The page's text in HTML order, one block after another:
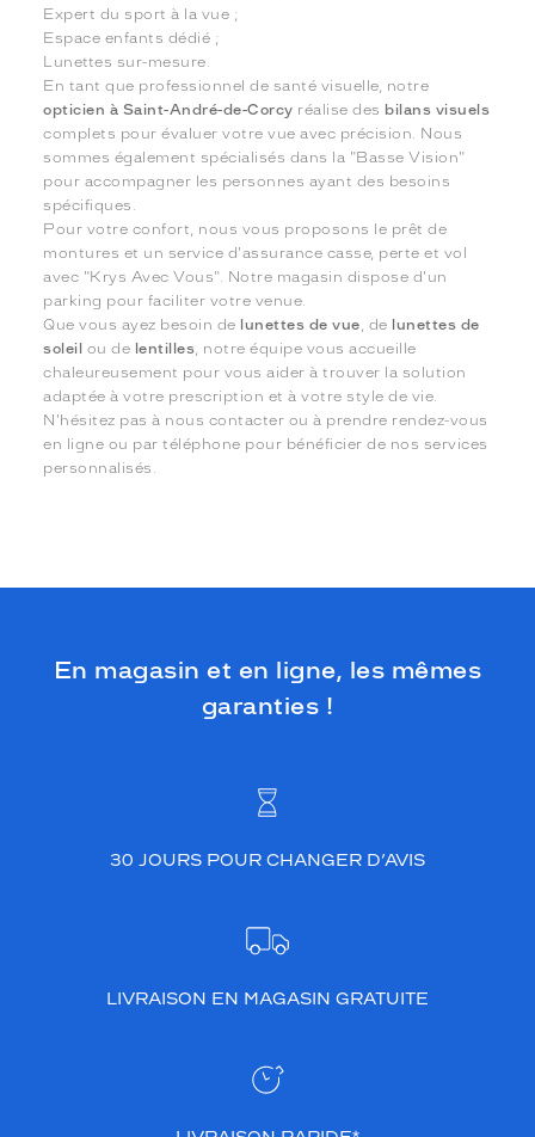
Expert du sport à la vue ;
Espace enfants dédié ;
Lunettes sur-mesure.
En tant que professionnel de santé visuelle, notre
opticien à Saint-André-de-Corcy réalise des bilans visuels
complets pour évaluer votre vue avec précision. Nous
sommes également spécialisés dans la "Basse Vision"
pour accompagner les personnes ayant des besoins
spécifiques.
Pour votre confort, nous vous proposons le prêt de
montures et un service d'assurance casse, perte et vol
avec "Krys Avec Vous". Notre magasin dispose d'un
parking pour faciliter votre venue.
Que vous ayez besoin de lunettes de vue , de lunettes de
soleil ou de lentilles , notre équipe vous accueille
chaleureusement pour vous aider à trouver la solution
adaptée à votre prescription et à votre style de vie.
N'hésitez pas à nous contacter ou à prendre rendez-vous
en ligne ou par téléphone pour bénéficier de nos services
personnalisés.
En magasin et en ligne, les mêmes
garanties !
30 JOURS POUR CHANGER D’AVIS
LIVRAISON EN MAGASIN GRATUITE